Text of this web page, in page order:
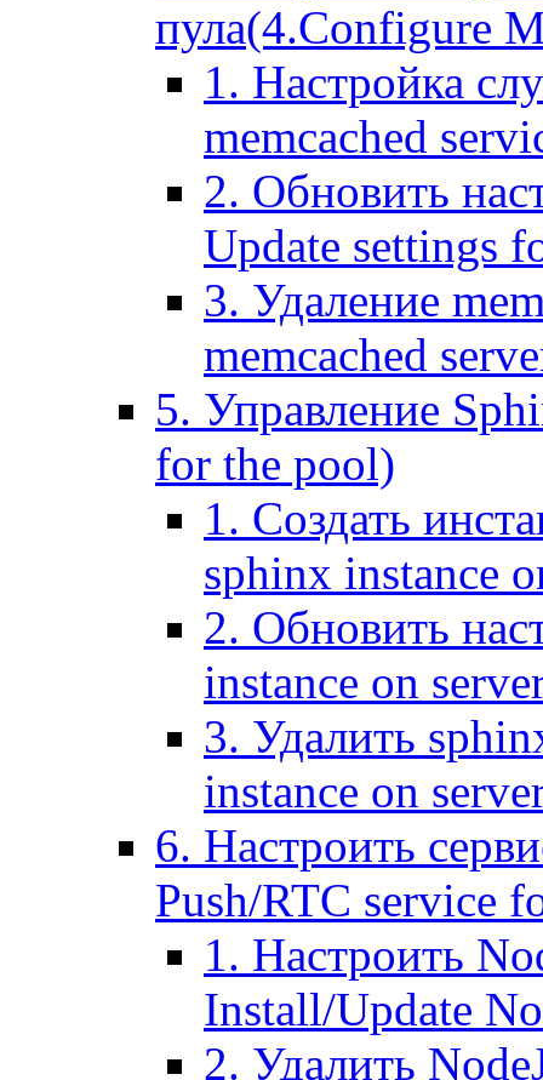
пула(4.Configure
1. Настройка
memcached
2. Обновить
Update settings
3. Удаление
memcached
5. Управление
for the pool)
1. Создать
sphinx instance
2. Обновить
instance on
3. Удалить
instance on
6. Настроить
Push/RTC service
1. Настроить
Install/Update
2. Удалить